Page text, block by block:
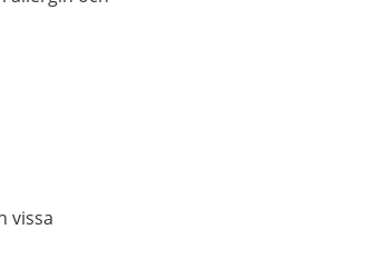
vissa